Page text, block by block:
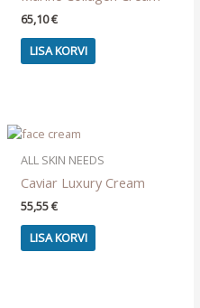
65,10€
LISA KORVI
ALL SKIN NEEDS
Caviar Luxury Cream
55,55€
LISA KORVI